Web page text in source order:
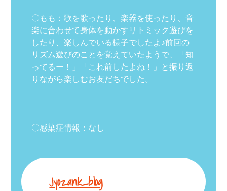
〇もも：歌を歌ったり、楽器を使ったり、音
楽に合わせて身体を動かすリトミック遊びを
したり、楽しんでいる様子でしたよ♪前回の
リズム遊びのことを覚えていたようで、「知
ってるー！」「これ前したよね！」と振り返
りながら楽しむお友だちでした。
〇感染症情報：なし
Jyozank_blog